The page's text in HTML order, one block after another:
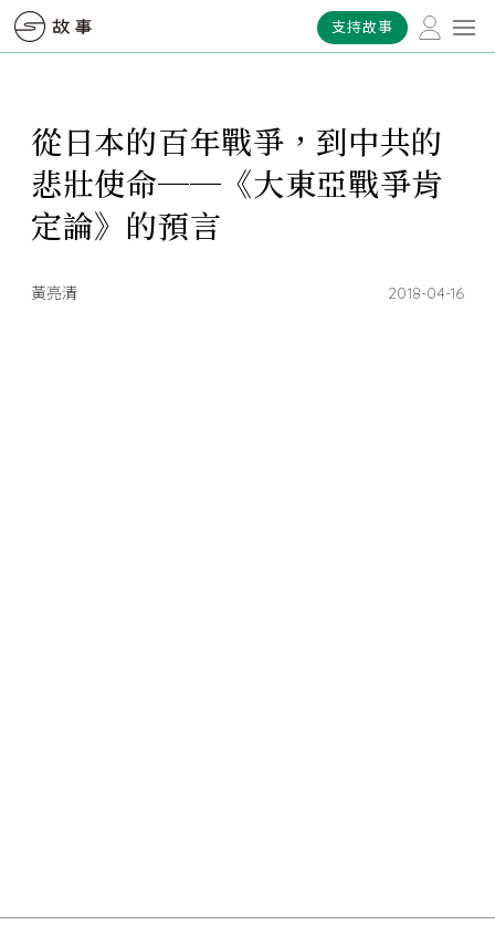
支持故事
從日本的百年戰爭，到中共的
悲壯使命──《大東亞戰爭肯
定論》的預言
黃亮清 2018-04-16